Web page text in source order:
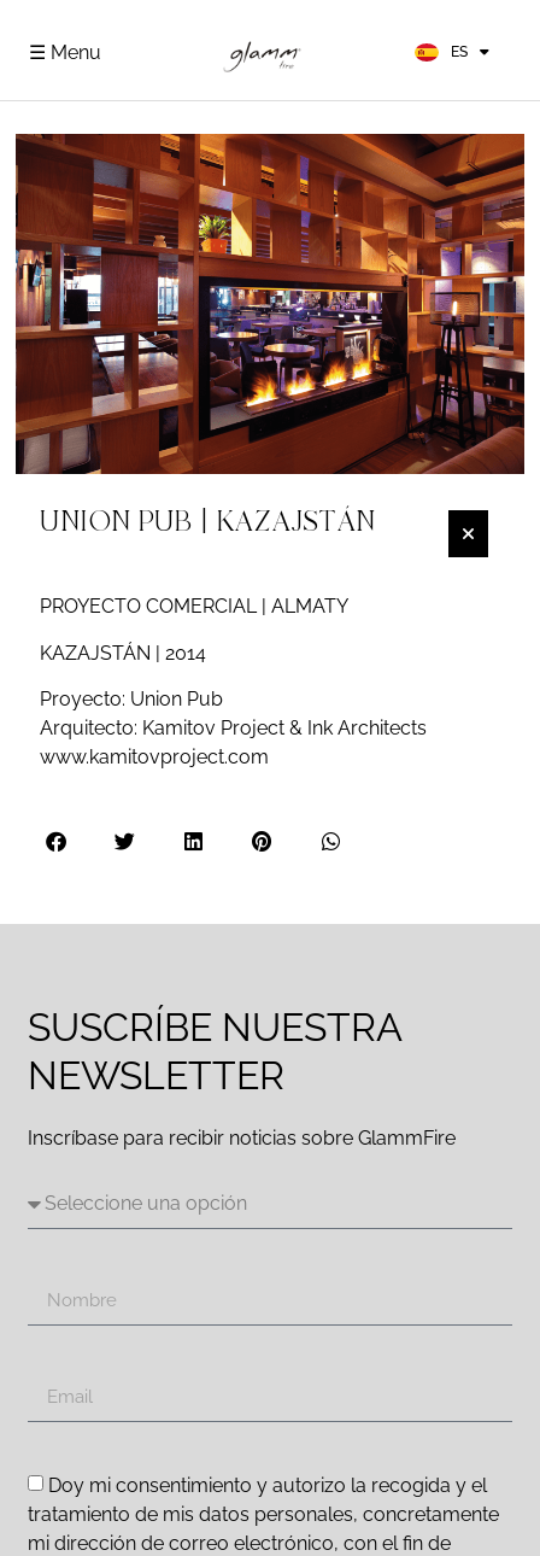
☰ Menu ES
DE
UNION PUB | KAZAJSTÁN
PROYECTO COMERCIAL | ALMATY
KAZAJSTÁN | 2014
Proyecto: Union Pub
Arquitecto: Kamitov Project & Ink Architects
www.kamitovproject.com
SUSCRÍBE NUESTRA
NEWSLETTER
Inscríbase para recibir noticias sobre GlammFire
Doy mi consentimiento y autorizo la recogida y el
tratamiento de mis datos personales, concretamente
mi dirección de correo electrónico, con el fin de